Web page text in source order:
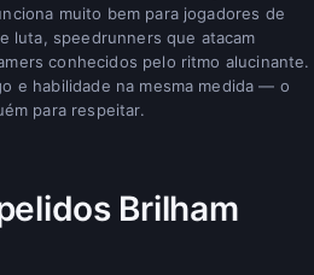
muito bem para jogadores de
luta, speedrunners que atacam
conhecidos pelo ritmo alucinante.
e habilidade na mesma medida — o
para respeitar.
Brilham